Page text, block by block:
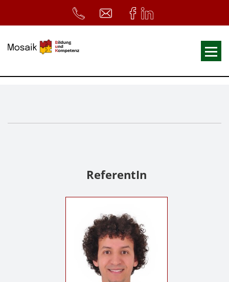
33. Heilpädagogischer Tag
News
ReferentIn